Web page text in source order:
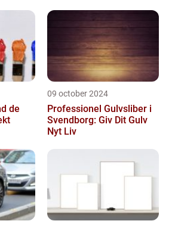
de
09 october 2024
Professionel Gulvsliber i
Svendborg: Giv Dit Gulv
Nyt Liv